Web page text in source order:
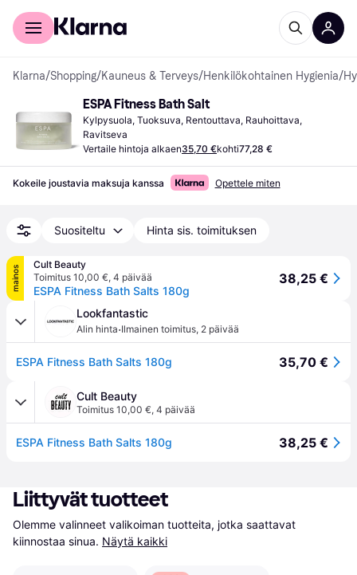
Kuluttajille
Klarna/Shopping/Kauneus & Terveys/Henkilökohtainen Hygienia/
ESPA Fitness Bath Salt
Kylpysuola, Tuoksuva, Rentouttava, Rauhoittava,
Ravitseva
Vertaile hintoja alkaen35,70 €kohti77,28 €
Kokeile joustavia maksuja kanssa Opettele miten
Suositeltu Hinta sis. toimituksen
mainos
Cult Beauty
Toimitus 10,00 €, 4 päivää
ESPA Fitness Bath Salts 180g
38,25 €
Lookfantastic
Alin hinta·Ilmainen toimitus, 2 päivää
ESPA Fitness Bath Salts 180g 35,70 €
Cult Beauty
Toimitus 10,00 €, 4 päivää
ESPA Fitness Bath Salts 180g 38,25 €
Liittyvät tuotteet
Olemme valinneet valikoiman tuotteita, jotka saattavat
kiinnostaa sinua. Näytä kaikki